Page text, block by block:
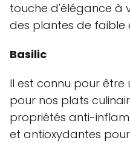
touche d'élégance à
des plantes de faible
Basilic
Il est connu pour être
pour nos plats
propriétés anti-
et antioxydantes